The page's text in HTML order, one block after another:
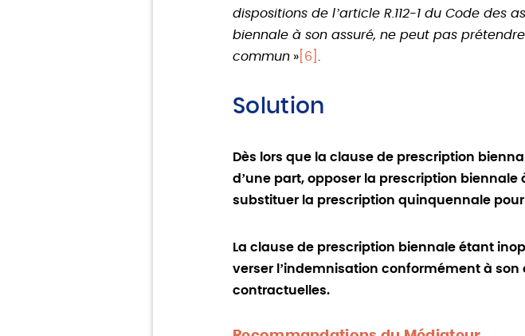
dispositions de l’article R.112-1 du Code
biennale à son assuré, ne peut pas
commun » [6]
Solution
Dès lors que la clause de prescription
d’une part, opposer la prescription
substituer la prescription quinquennale
La clause de prescription biennale étant
verser l’indemnisation conformément à son
contractuelles.